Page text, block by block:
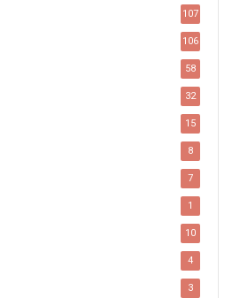
107
106
58
32
15
8
7
1
10
4
3